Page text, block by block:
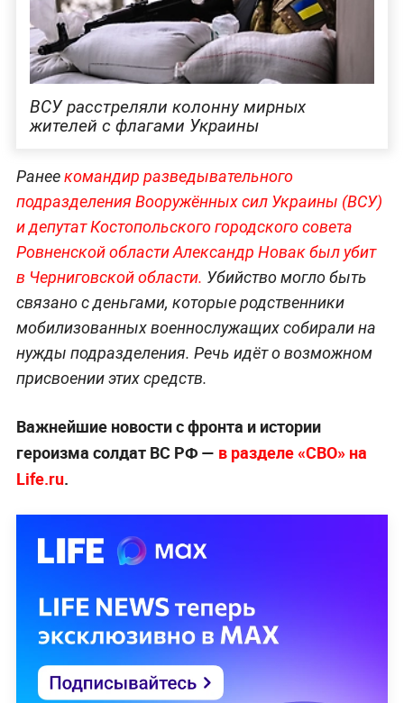
ВСУ расстреляли колонну мирных
жителей с флагами Украины
Ранеекомандир разведывательного
подразделения Вооружённых сил Украины (ВСУ)
и депутат Костопольского городского совета
Ровненской области Александр Новак был убит
в Черниговской области. Убийство могло быть
связано с деньгами, которые родственники
мобилизованных военнослужащих собирали на
нужды подразделения. Речь идёт о возможном
присвоении этих средств.
Важнейшие новости с фронта и истории
героизма солдат ВС РФ — в разделе «СВО» на
Life.ru.